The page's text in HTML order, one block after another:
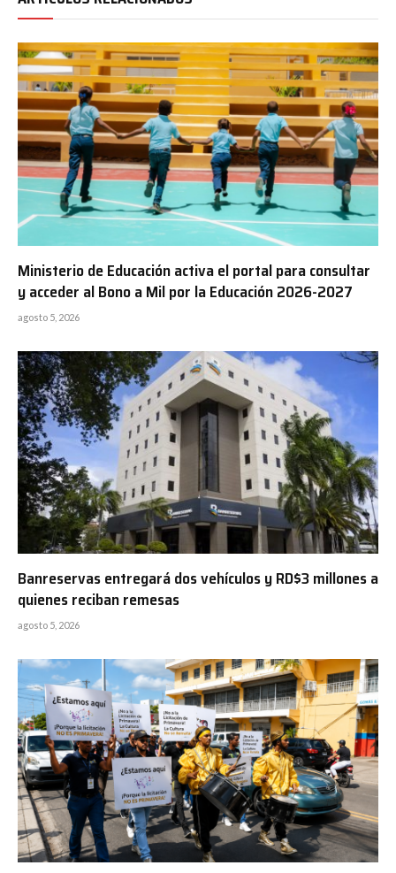
Ministerio de Educación activa el portal para consultar
y acceder al Bono a Mil por la Educación 2026-2027
agosto 5, 2026
Banreservas entregará dos vehículos y RD$3 millones a
quienes reciban remesas
agosto 5, 2026